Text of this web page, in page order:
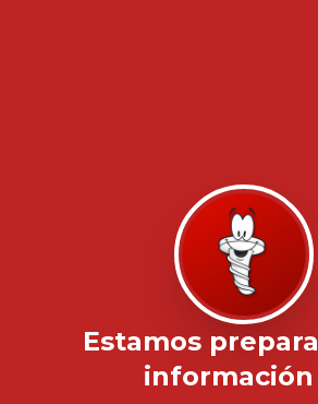
Estamos
información